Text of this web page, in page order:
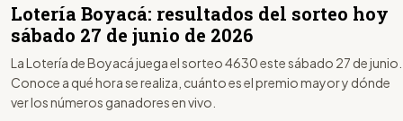
Lotería Boyacá: resultados del sorteo hoy
sábado 27 de junio de 2026
La Lotería de Boyacá juega el sorteo 4630 este sábado 27 de junio.
Conoce a qué hora se realiza, cuánto es el premio mayor y dónde
ver los números ganadores en vivo.